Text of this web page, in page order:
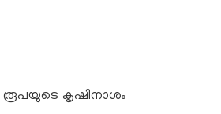
രൂപയുടെ കൃഷിനാശം